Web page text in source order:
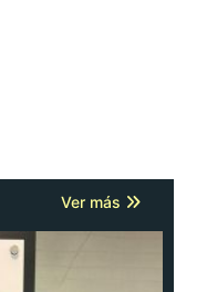
Ver más